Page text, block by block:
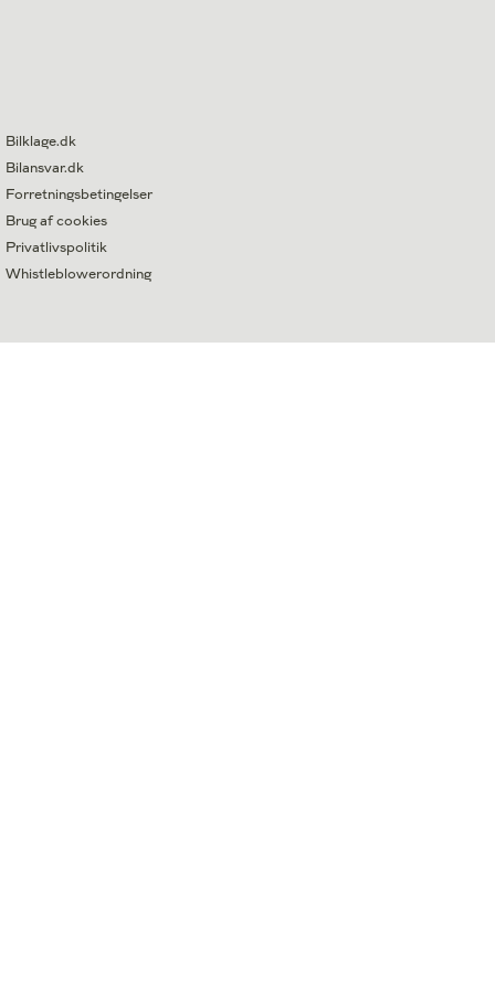
Bilklage.dk
Bilansvar.dk
Forretningsbetingelser
Brug af cookies
Privatlivspolitik
Whistleblowerordning